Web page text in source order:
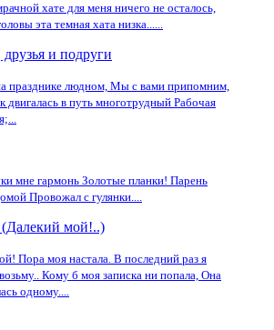
хате для меня ничего не осталось,
эта темная хата низка......
и подруги
празднике людном, Мы с вами припомним,
двигалась в путь многотрудный Рабочая
мне гармонь Золотые планки! Парень
Провожал с гулянки....
мой!..)
Пора моя настала. В последний раз я
Кому б моя записка ни попала, Она
одному....